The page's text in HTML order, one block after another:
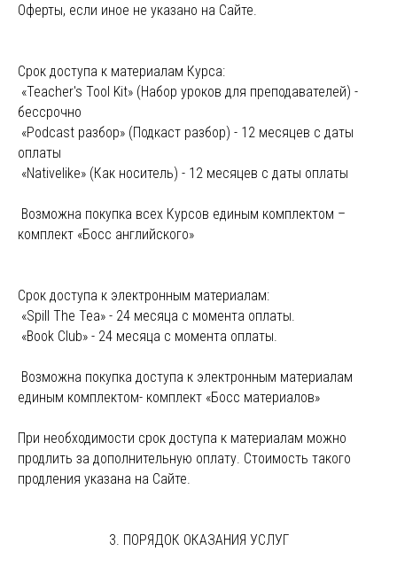
Оферты, если иное не указано на Сайте.
Срок доступа к материалам Курса:
«Teacher's Tool Kit» (Набор уроков для преподавателей) -
бессрочно
«Podcast разбор» (Подкаст разбор) - 12 месяцев с даты
оплаты
«Nativelike» (Как носитель) - 12 месяцев с даты оплаты
Возможна покупка всех Курсов единым комплектом –
комплект «Босс английского»
Срок доступа к электронным материалам:
«Spill The Tea» - 24 месяца с момента оплаты.
«Book Club» - 24 месяца с момента оплаты.
Возможна покупка доступа к электронным материалам
единым комплектом- комплект «Босс материалов»
При необходимости срок доступа к материалам можно
продлить за дополнительную оплату. Стоимость такого
продления указана на Сайте.
3. ПОРЯДОК ОКАЗАНИЯ УСЛУГ